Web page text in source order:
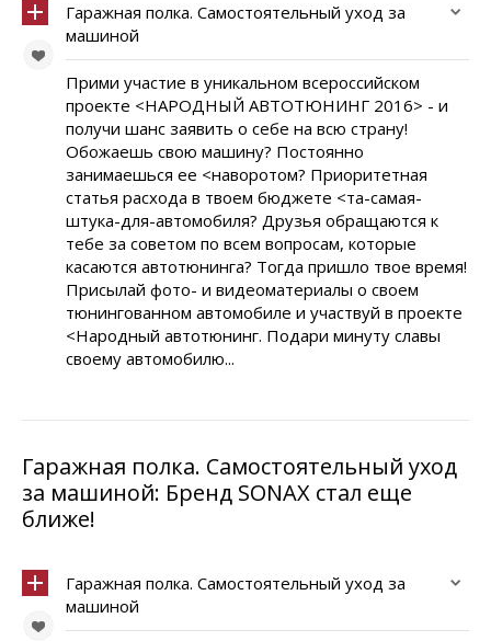
Гаражная полка. Самостоятельный уход за
машиной
Прими участие в уникальном всероссийском
проекте <НАРОДНЫЙ АВТОТЮНИНГ 2016> - и
получи шанс заявить о себе на всю страну!
Обожаешь свою машину? Постоянно
занимаешься ее <наворотом? Приоритетная
статья расхода в твоем бюджете <та-самая-
штука-для-автомобиля? Друзья обращаются к
тебе за советом по всем вопросам, которые
касаются автотюнинга? Тогда пришло твое время!
Присылай фото- и видеоматериалы о своем
тюнингованном автомобиле и участвуй в проекте
<Народный автотюнинг. Подари минуту славы
своему автомобилю...
Гаражная полка. Самостоятельный уход
за машиной: Бренд SONAX стал еще
ближе!
Гаражная полка. Самостоятельный уход за
машиной